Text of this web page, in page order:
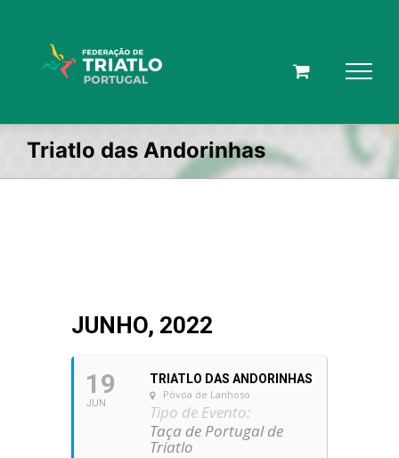
Triatlo das Andorinhas
JUNHO, 2022
19
JUN
TRIATLO DAS ANDORINHAS
Póvoa de Lanhoso
Tipo de Evento:
Taça de Portugal de
Triatlo